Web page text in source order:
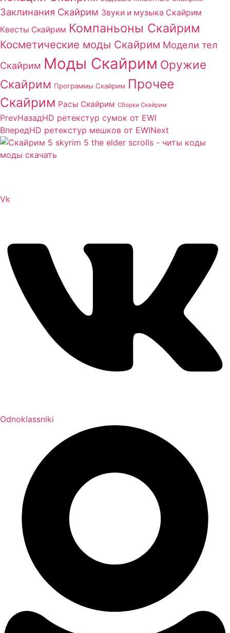
Заклинания Скайрим Звуки и музыка Скайрим
Квесты Скайрим Компаньоны Скайрим
Косметические моды Скайрим Модели тел
Скайрим Моды Скайрим Оружие
Скайрим Программы Скайрим Прочее
Скайрим Расы Скайрим Сборки Скайрим
PrevНазадHD ретекстур сумок от EWI
ВпередHD ретекстур мешков от EWINext
Vk
Odnoklassniki